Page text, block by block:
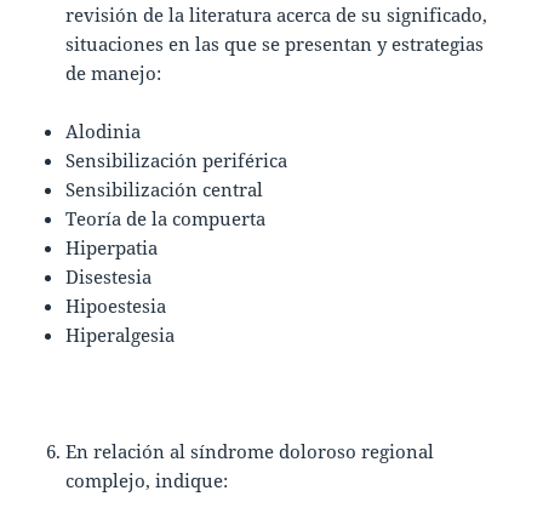
revisión de la literatura acerca de su significado,
situaciones en las que se presentan y estrategias
de manejo:
Alodinia
Sensibilización periférica
Sensibilización central
Teoría de la compuerta
Hiperpatia
Disestesia
Hipoestesia
Hiperalgesia
En relación al síndrome doloroso regional
complejo, indique: